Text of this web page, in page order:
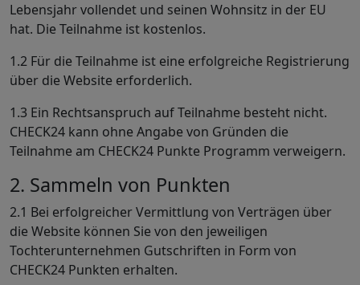
Lebensjahr vollendet und seinen Wohnsitz in der EU
hat. Die Teilnahme ist kostenlos.
1.2 Für die Teilnahme ist eine erfolgreiche Registrierung
über die Website erforderlich.
1.3 Ein Rechtsanspruch auf Teilnahme besteht nicht.
CHECK24 kann ohne Angabe von Gründen die
Teilnahme am CHECK24 Punkte Programm verweigern.
2. Sammeln von Punkten
2.1 Bei erfolgreicher Vermittlung von Verträgen über
die Website können Sie von den jeweiligen
Tochterunternehmen Gutschriften in Form von
CHECK24 Punkten erhalten.